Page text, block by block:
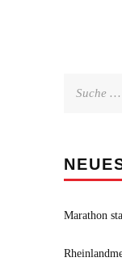
Marathon